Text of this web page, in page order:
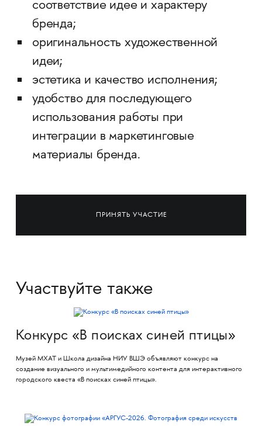
соответствие идее и характеру
бренда;
оригинальность художественной
идеи;
эстетика и качество исполнения;
удобство для последующего
использования работы при
интеграции в маркетинговые
материалы бренда.
ПРИНЯТЬ УЧАСТИЕ
Участвуйте также
Конкурс «В поисках синей птицы»
Музей МХАТ и Школа дизайна НИУ ВШЭ объявляют конкурс на
создание визуального и мультимедийного контента для интерактивного
городского квеста «В поисках синей птицы».